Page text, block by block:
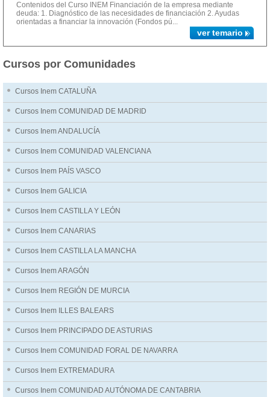
Contenidos del Curso INEM Financiación de la empresa mediante
deuda: 1. Diagnóstico de las necesidades de financiación 2. Ayudas
orientadas a financiar la innovación (Fondos pú...
ver temario
Cursos por Comunidades
Cursos Inem CATALUÑA
Cursos Inem COMUNIDAD DE MADRID
Cursos Inem ANDALUCÍA
Cursos Inem COMUNIDAD VALENCIANA
Cursos Inem PAÍS VASCO
Cursos Inem GALICIA
Cursos Inem CASTILLA Y LEÓN
Cursos Inem CANARIAS
Cursos Inem CASTILLA LA MANCHA
Cursos Inem ARAGÓN
Cursos Inem REGIÓN DE MURCIA
Cursos Inem ILLES BALEARS
Cursos Inem PRINCIPADO DE ASTURIAS
Cursos Inem COMUNIDAD FORAL DE NAVARRA
Cursos Inem EXTREMADURA
Cursos Inem COMUNIDAD AUTÓNOMA DE CANTABRIA